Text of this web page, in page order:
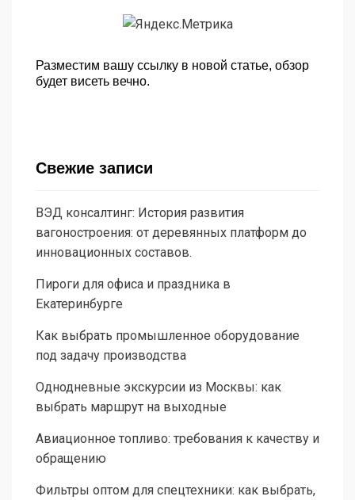
Разместим вашу ссылку в новой статье, обзор
будет висеть вечно.
Свежие записи
ВЭД консалтинг: История развития
вагоностроения: от деревянных платформ до
инновационных составов.
Пироги для офиса и праздника в
Екатеринбурге
Как выбрать промышленное оборудование
под задачу производства
Однодневные экскурсии из Москвы: как
выбрать маршрут на выходные
Авиационное топливо: требования к качеству и
обращению
Фильтры оптом для спецтехники: как выбрать,